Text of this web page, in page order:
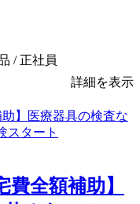
/ 正社員
詳細を表示
費全額補助】